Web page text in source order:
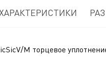
M торцевое